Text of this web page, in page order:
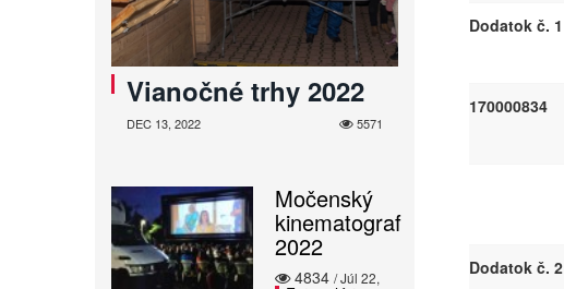
Dodatok č. 1
170000834
Dodatok č. 2
Vianočné trhy 2022
5571
DEC 13, 2022
Močenský
kinematograf
2022
4834 / Júl 22,